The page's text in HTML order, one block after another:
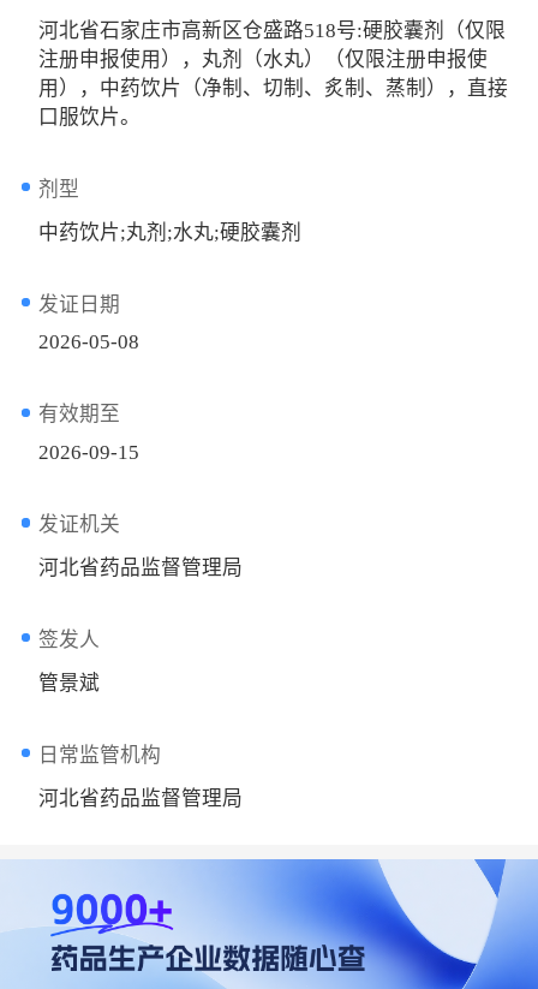
河北省石家庄市高新区仓盛路518号:硬胶囊剂（仅限
注册申报使用），丸剂（水丸）（仅限注册申报使
用），中药饮片（净制、切制、炙制、蒸制），直接
口服饮片。
剂型
中药饮片;丸剂;水丸;硬胶囊剂
发证日期
2026-05-08
有效期至
2026-09-15
发证机关
河北省药品监督管理局
签发人
管景斌
日常监管机构
河北省药品监督管理局